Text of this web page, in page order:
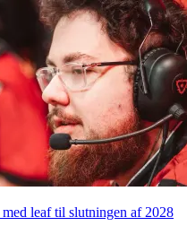
leaf til slutningen af 2028